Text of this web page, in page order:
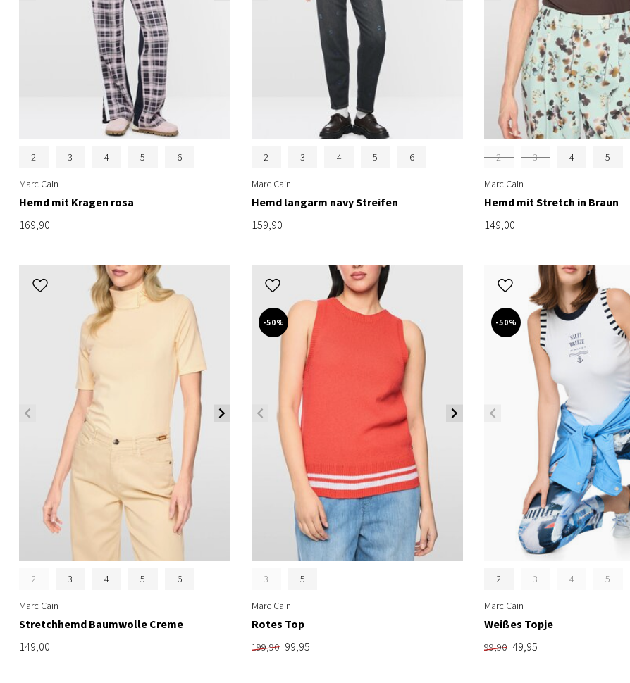
2 3 4 5 6
Marc Cain
Hemd mit Kragen rosa
169,90
2 3 4 5 6
Marc Cain
Hemd langarm navy Streifen
159,90
2 3 4 5
Marc Cain
Hemd mit Stretch in Braun
149,00
2 3 4 5 6
Marc Cain
Stretchhemd Baumwolle Creme
149,00
-50%
3 5
Marc Cain
Rotes Top
199,90 99,95
-50%
2 3 4 5
Marc Cain
Weißes Topje
99,90 49,95